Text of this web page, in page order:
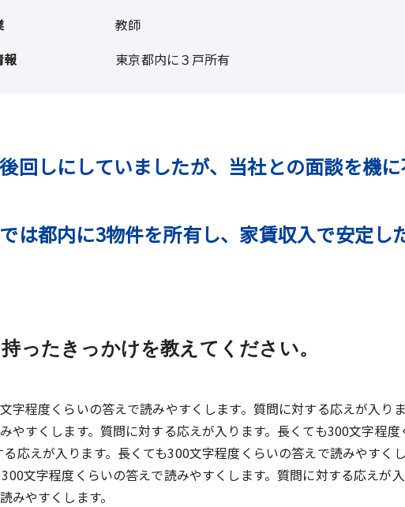
教師
報
東京都内に３戸所有
回しにしていましたが、当社との面談を機
は都内に3物件を所有し、家賃収入で安定し
ったきっかけを教えてください。
字程度くらいの答えで読みやすくします。質問に対する応えが入りま
やすくします。質問に対する応えが入ります。長くても300文字程度
応えが入ります。長くても300文字程度くらいの答えで読みやすく
文字程度くらいの答えで読みやすくします。質問に対する応えが
みやすくします。